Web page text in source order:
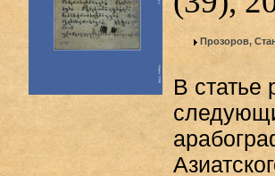
Прозоров,
В статье